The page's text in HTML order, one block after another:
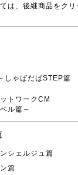
は、後継商品をクリ
しゃばだばSTEP篇
トワークCM
ル篇～
シェルジュ篇
篇